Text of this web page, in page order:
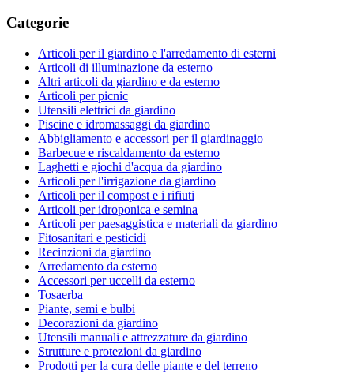
Categorie
Articoli per il giardino e l'arredamento di esterni
Articoli di illuminazione da esterno
Altri articoli da giardino e da esterno
Articoli per picnic
Utensili elettrici da giardino
Piscine e idromassaggi da giardino
Abbigliamento e accessori per il giardinaggio
Barbecue e riscaldamento da esterno
Laghetti e giochi d'acqua da giardino
Articoli per l'irrigazione da giardino
Articoli per il compost e i rifiuti
Articoli per idroponica e semina
Articoli per paesaggistica e materiali da giardino
Fitosanitari e pesticidi
Recinzioni da giardino
Arredamento da esterno
Accessori per uccelli da esterno
Tosaerba
Piante, semi e bulbi
Decorazioni da giardino
Utensili manuali e attrezzature da giardino
Strutture e protezioni da giardino
Prodotti per la cura delle piante e del terreno